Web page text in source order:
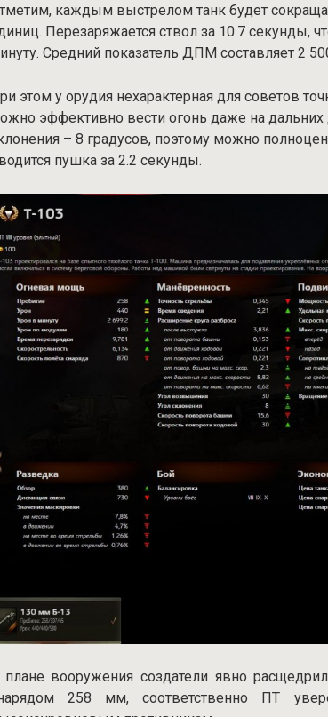
каждым выстрелом танк будет
Перезаряжается ствол за 10.7 секунды,
Средний показатель ДПМ составляет 2
этом у орудия нехарактерная для советов
эффективно вести огонь даже на дальних
– 8 градусов, поэтому можно
пушка за 2.2 секунды.
плане вооружения создатели явно
258 мм, соответственно ПТ